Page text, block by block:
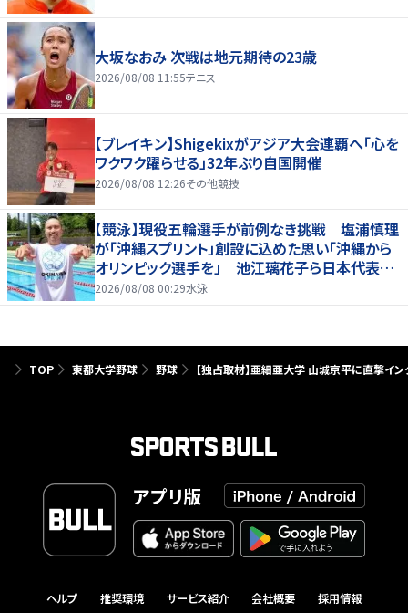
大坂なおみ 次戦は地元期待の23歳
2026/08/08 11:55テニス
【ブレイキン】Shigekixがアジア大会連覇へ「心を
ワクワク躍らせる」32年ぶり自国開催
2026/08/08 12:26その他競技
【競泳】現役五輪選手が前例なき挑戦 塩浦慎理
が「沖縄スプリント」創設に込めた思い「沖縄から
オリンピック選手を」 池江璃花子ら日本代表も
参戦
2026/08/08 00:29水泳
TOP 東都大学野球 野球 【独占取材】亜細亜大学 山城京平に直撃イ
アプリ版
ヘルプ 推奨環境 サービス紹介 会社概要 採用情報